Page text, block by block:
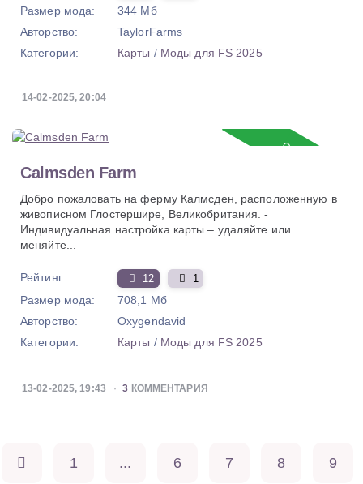
Размер мода:
344 Мб
Авторство:
TaylorFarms
Категории:
Карты / Моды для FS 2025
14-02-2025, 20:04
Calmsden Farm
Добро пожаловать на ферму Калмсден, расположенную в
живописном Глостершире, Великобритания. -
Индивидуальная настройка карты – удаляйте или
меняйте...
Рейтинг: 12 1
Размер мода:
708,1 Мб
Авторство:
Oxygendavid
Категории:
Карты / Моды для FS 2025
13-02-2025, 19:43 3 КОММЕНТАРИЯ
1 ... 6 7 8 9